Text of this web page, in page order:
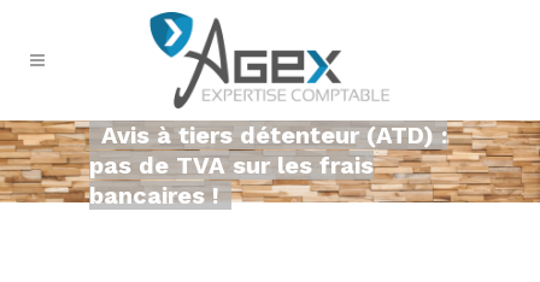
Avis à tiers détenteur (ATD) :
pas de TVA sur les frais
bancaires !